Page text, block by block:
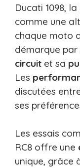
Ducati 1098,
comme une
chaque moto
démarque par
circuit et sa
Les
discutées
ses
Les essais
RC8 offre une
unique, grâce